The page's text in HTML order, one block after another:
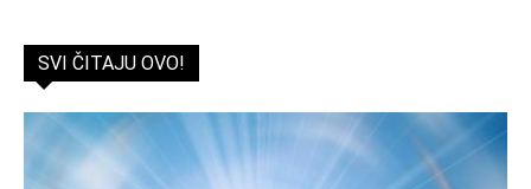
SVI ČITAJU OVO!